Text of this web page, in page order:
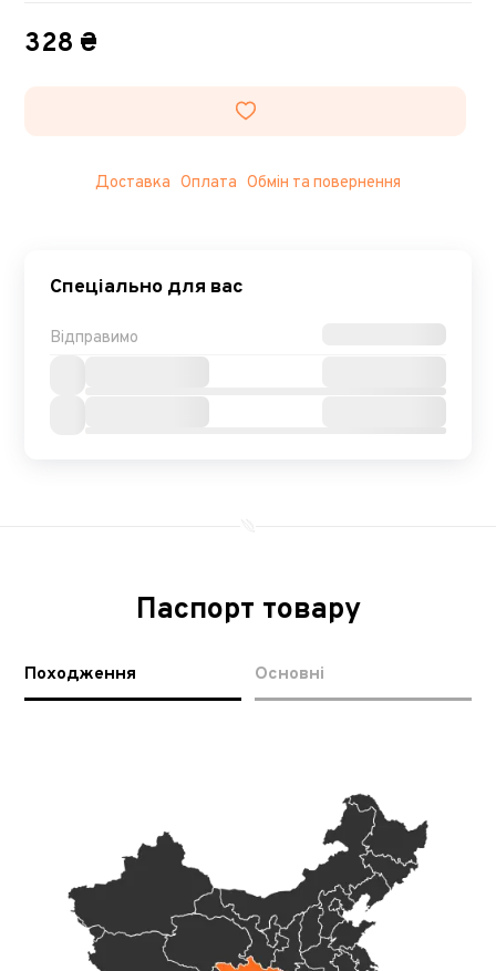
328 ₴
Доставка Оплата Обмін та повернення
Спеціально для вас
Відправимо
Паспорт товару
Походження Основні